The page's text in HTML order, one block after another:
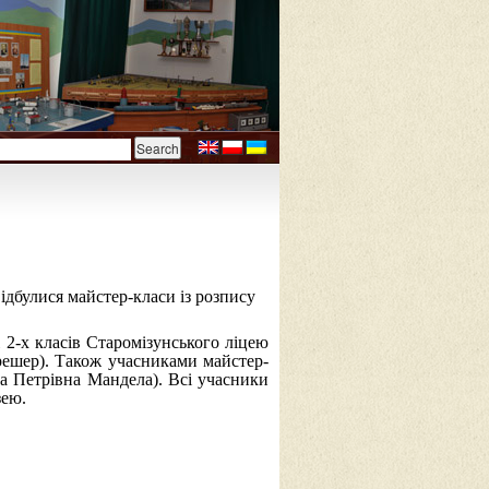
майстер-класи із розпису
х класів Старомізунського ліцею
Також учасниками майстер-
Петрівна Мандела). Всі учасники